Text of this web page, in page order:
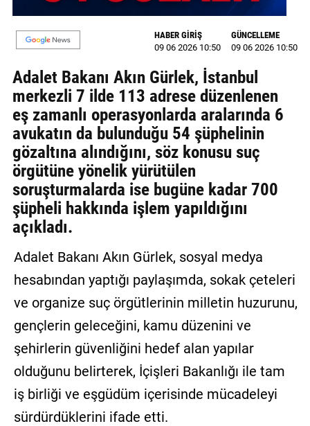
VİDEO
YAZARLAR
BİZE
ULAŞIN
Künye
İletişim
Gizlilik
Politikası
HABER GİRİŞ
09 06 2026 10:50
GÜNCELLEME
09 06 2026 10:50
Adalet Bakanı Akın Gürlek, İstanbul
merkezli 7 ilde 113 adrese düzenlenen
eş zamanlı operasyonlarda aralarında 6
avukatın da bulunduğu 54 şüphelinin
gözaltına alındığını, söz konusu suç
örgütüne yönelik yürütülen
soruşturmalarda ise bugüne kadar 700
şüpheli hakkında işlem yapıldığını
açıkladı.
Adalet Bakanı Akın Gürlek, sosyal medya
hesabından yaptığı paylaşımda, sokak çeteleri
ve organize suç örgütlerinin milletin huzurunu,
gençlerin geleceğini, kamu düzenini ve
şehirlerin güvenliğini hedef alan yapılar
olduğunu belirterek, İçişleri Bakanlığı ile tam
iş birliği ve eşgüdüm içerisinde mücadeleyi
sürdürdüklerini ifade etti.